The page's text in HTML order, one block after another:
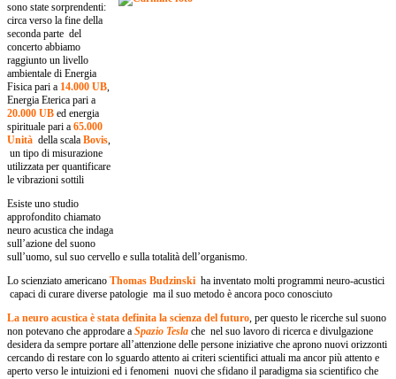
sono state sorprendenti:
circa verso la fine della
seconda parte del
concerto abbiamo
raggiunto un livello
ambientale di Energia
Fisica pari a 14.000 UB,
Energia Eterica pari a
20.000 UB ed energia
spirituale pari a 65.000
Unità della scala Bovis,
un tipo di misurazione
utilizzata per quantificare
le vibrazioni sottili
Esiste uno studio
approfondito chiamato
neuro acustica che indaga
sull’azione del suono
sull’uomo, sul suo cervello e sulla totalità dell’organismo.
Lo scienziato americano Thomas Budzinski ha inventato molti programmi neuro-acustici
capaci di curare diverse patologie ma il suo metodo è ancora poco conosciuto
La neuro acustica è stata definita la scienza del futuro, per questo le ricerche sul suono
non potevano che approdare a Spazio Tesla che nel suo lavoro di ricerca e divulgazione
desidera da sempre portare all’attenzione delle persone iniziative che aprono nuovi orizzonti
cercando di restare con lo sguardo attento ai criteri scientifici attuali ma ancor più attento e
aperto verso le intuizioni ed i fenomeni nuovi che sfidano il paradigma sia scientifico che